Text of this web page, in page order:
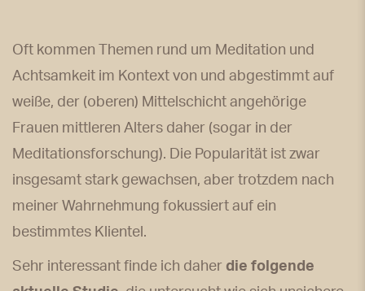
Oft kommen Themen rund um Meditation und
Achtsamkeit im Kontext von und abgestimmt auf
weiße, der (oberen) Mittelschicht angehörige
Frauen mittleren Alters daher (sogar in der
Meditationsforschung). Die Popularität ist zwar
insgesamt stark gewachsen, aber trotzdem nach
meiner Wahrnehmung fokussiert auf ein
bestimmtes Klientel.
Sehr interessant finde ich daher die folgende